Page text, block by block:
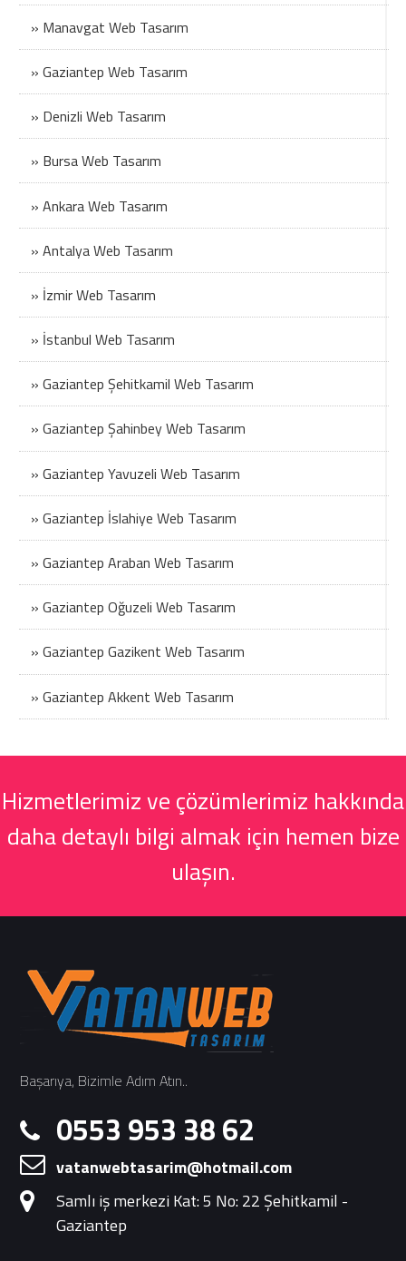
» Manavgat Web Tasarım
» Gaziantep Web Tasarım
» Denizli Web Tasarım
» Bursa Web Tasarım
» Ankara Web Tasarım
» Antalya Web Tasarım
» İzmir Web Tasarım
» İstanbul Web Tasarım
» Gaziantep Şehitkamil Web Tasarım
» Gaziantep Şahinbey Web Tasarım
» Gaziantep Yavuzeli Web Tasarım
» Gaziantep İslahiye Web Tasarım
» Gaziantep Araban Web Tasarım
» Gaziantep Oğuzeli Web Tasarım
» Gaziantep Gazikent Web Tasarım
» Gaziantep Akkent Web Tasarım
Hizmetlerimiz ve çözümlerimiz hakkında
daha detaylı bilgi almak için hemen bize
ulaşın.
Başarıya, Bizimle Adım Atın..
0553 953 38 62
vatanwebtasarim@hotmail.com
Samlı iş merkezi Kat: 5 No: 22 Şehitkamil -
Gaziantep